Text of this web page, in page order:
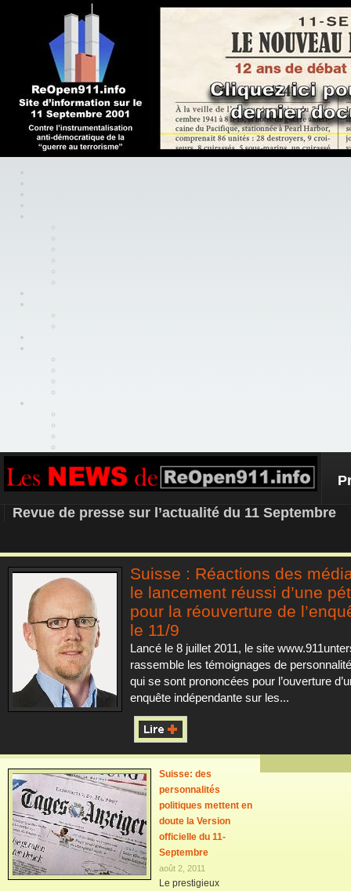
REOPEN911 – NEWS
Revue de presse sur l’actualité du 11 Septembre
Suisse : Réactions des
le lancement réussi d’une
pour la réouverture de
le 11/9
Lancé le 8 juillet 2011, le site
rassemble les témoignages de
qui se sont prononcées pour l’ouverture
enquête indépendante sur les...
Suisse: des
personnalités
politiques mettent en
doute la Version
officielle du 11-
Septembre
août 2, 2011
Le prestigieux